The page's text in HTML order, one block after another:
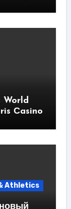
Сasino
Athletics